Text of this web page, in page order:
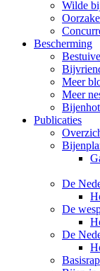
Wilde
Bescherming
Meer
Meer
Publicaties
De
De
De